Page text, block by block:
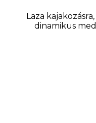
Laza
dinamikus